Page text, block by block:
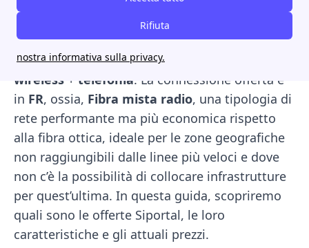
Rifiuta
nostra informativa sulla privacy.
, sono dedicate agli utenti
privati e alle aziende e comprendono pacchetti
promozionaliInternet wireless
wireless + telefonia. La connessione offerta è
in FR, ossia, Fibra mista radio, una tipologia di
rete performante ma più economica rispetto
alla fibra ottica, ideale per le zone geografiche
non raggiungibili dalle linee più veloci e dove
non c’è la possibilità di collocare infrastrutture
per quest’ultima. In questa guida, scopriremo
quali sono le offerte Siportal, le loro
caratteristiche e gli attuali prezzi.